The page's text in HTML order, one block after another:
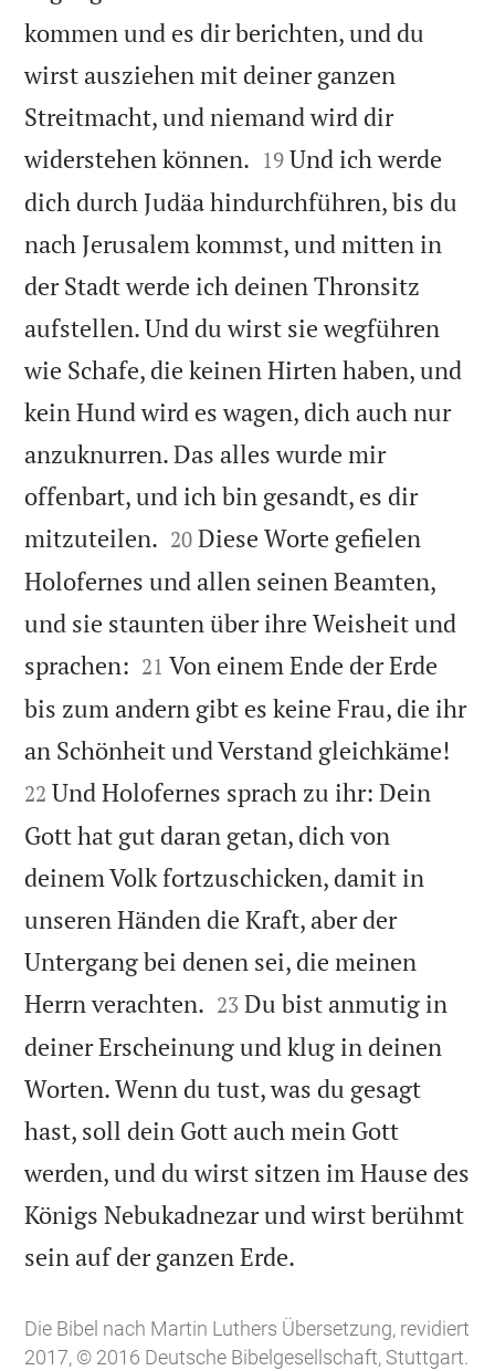
kommen und es dir berichten, und du
wirst ausziehen mit deiner ganzen
Streitmacht, und niemand wird dir
widerstehen können. 

19 Und ich werde
dich durch Judäa hindurchführen, bis du
nach Jerusalem kommst, und mitten in
der Stadt werde ich deinen Thronsitz
aufstellen. Und du wirst sie wegführen
wie Schafe, die keinen Hirten haben, und
kein Hund wird es wagen, dich auch nur
anzuknurren. Das alles wurde mir
offenbart, und ich bin gesandt, es dir
mitzuteilen. 

20 Diese Worte gefielen
Holofernes und allen seinen Beamten,
und sie staunten über ihre Weisheit und
sprachen: 

21 Von einem Ende der Erde
bis zum andern gibt es keine Frau, die ihr
an Schönheit und Verstand gleichkäme!
22 Und Holofernes sprach zu ihr: Dein
Gott hat gut daran getan, dich von
deinem Volk fortzuschicken, damit in
unseren Händen die Kraft, aber der
Untergang bei denen sei, die meinen
Herrn verachten. 

23 Du bist anmutig in
deiner Erscheinung und klug in deinen
Worten. Wenn du tust, was du gesagt
hast, soll dein Gott auch mein Gott
werden, und du wirst sitzen im Hause des
Königs Nebukadnezar und wirst berühmt
sein auf der ganzen Erde.
Die Bibel nach Martin Luthers Übersetzung, revidiert
2017, © 2016 Deutsche Bibelgesellschaft, Stuttgart.